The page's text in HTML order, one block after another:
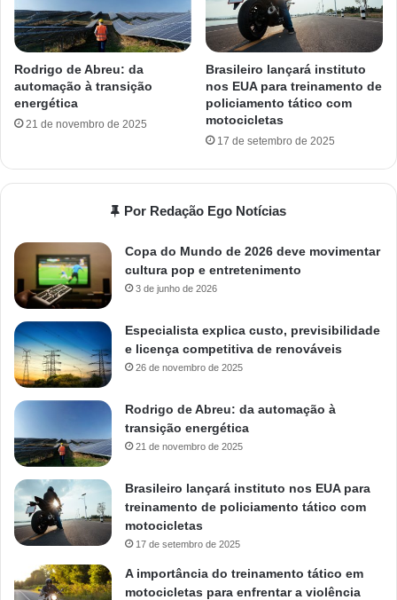
Rodrigo de Abreu: da
automação à transição
energética
21 de novembro de 2025
Brasileiro lançará instituto
nos EUA para treinamento de
policiamento tático com
motocicletas
17 de setembro de 2025
Por Redação Ego Notícias
Copa do Mundo de 2026 deve movimentar
cultura pop e entretenimento
3 de junho de 2026
Especialista explica custo, previsibilidade
e licença competitiva de renováveis
26 de novembro de 2025
Rodrigo de Abreu: da automação à
transição energética
21 de novembro de 2025
Brasileiro lançará instituto nos EUA para
treinamento de policiamento tático com
motocicletas
17 de setembro de 2025
A importância do treinamento tático em
motocicletas para enfrentar a violência